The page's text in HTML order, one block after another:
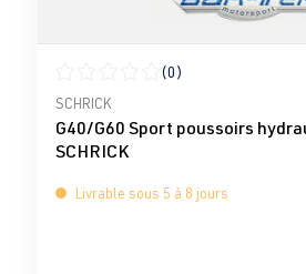
Note moyenne de 0 sur 5 étoiles
(0)
SCHRICK
G40/G60 Sport poussoirs
SCHRICK
Livrable sous 5 à 8 jours